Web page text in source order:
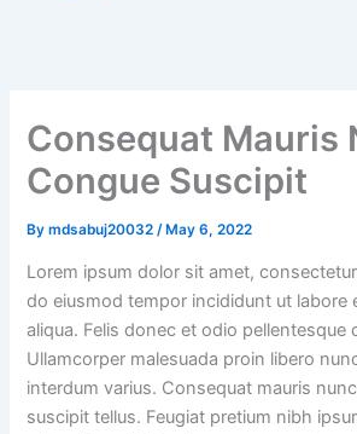
Consequat Mauris
Congue Suscipit
Bymdsabuj20032 /May 6, 2022
Lorem ipsum dolor sit amet,
do eiusmod tempor incididunt ut labore
aliqua. Felis donec et odio pellentesque
Ullamcorper malesuada proin libero
interdum varius. Consequat mauris
suscipit tellus. Feugiat pretium nibh